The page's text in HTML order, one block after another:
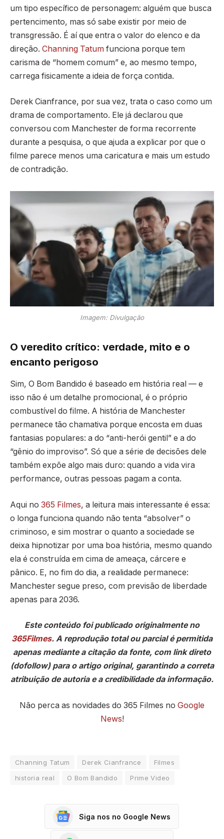
um tipo específico de personagem: alguém que busca
pertencimento, mas só sabe existir por meio de
transgressão. É aí que entra o valor do elenco e da
direção. Channing Tatum funciona porque tem
carisma de “homem comum” e, ao mesmo tempo,
carrega fisicamente a ideia de força contida.
Derek Cianfrance, por sua vez, trata o caso como um
drama de comportamento. Ele já declarou que
conversou com Manchester de forma recorrente
durante a pesquisa, o que ajuda a explicar por que o
filme parece menos uma caricatura e mais um estudo
de contradição.
Imagem: Divulgação
O veredito crítico: verdade, mito e o
encanto perigoso
Sim, O Bom Bandido é baseado em história real — e
isso não é um detalhe promocional, é o próprio
combustível do filme. A história de Manchester
permanece tão chamativa porque encosta em duas
fantasias populares: a do “anti-herói gentil” e a do
“gênio do improviso”. Só que a série de decisões dele
também expõe algo mais duro: quando a vida vira
performance, outras pessoas pagam a conta.
Aqui no 365 Filmes, a leitura mais interessante é essa:
o longa funciona quando não tenta “absolver” o
criminoso, e sim mostrar o quanto a sociedade se
deixa hipnotizar por uma boa história, mesmo quando
ela é construída em cima de ameaça, cárcere e
pânico. E, no fim do dia, a realidade permanece:
Manchester segue preso, com previsão de liberdade
apenas para 2036.
Este conteúdo foi publicado originalmente no
365Filmes. A reprodução total ou parcial é permitida
apenas mediante a citação da fonte, com link direto
(dofollow) para o artigo original, garantindo a correta
atribuição de autoria e a credibilidade da informação.
Não perca as novidades do 365 Filmes no Google
News!
Channing Tatum Derek Cianfrance
Filmes
historia real
O Bom Bandido Prime Video
Siga nos no Google News